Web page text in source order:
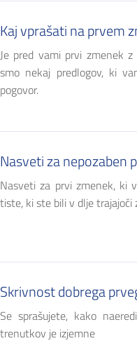
Kaj vprašati na prvem
Je pred vami prvi zmenek
smo nekaj predlogov, ki
pogovor.
Nasveti za nepozaben
Nasveti za prvi zmenek, ki
tiste, ki ste bili v dlje trajajoči
Skrivnost dobrega
Se sprašujete, kako
trenutkov je izjemne